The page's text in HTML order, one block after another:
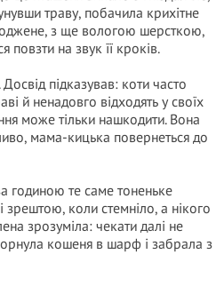
траву, побачила крихітне
з ще вологою шерсткою,
повзти на звук її кроків.
підказував: коти часто
й ненадовго відходять у своїх
може тільки нашкодити. Вона
мама-кицька повернеться до
годиною те саме тоненьке
зрештою, коли стемніло, а нікого
зрозуміла: чекати далі не
кошеня в шарф і забрала з